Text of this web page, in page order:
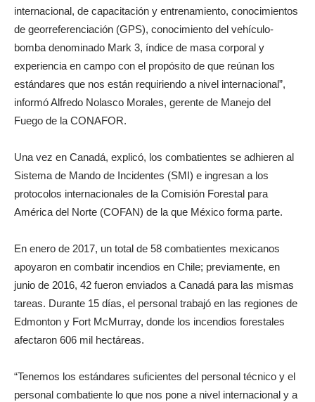
internacional, de capacitación y entrenamiento, conocimientos
de georreferenciación (GPS), conocimiento del vehículo-
bomba denominado Mark 3, índice de masa corporal y
experiencia en campo con el propósito de que reúnan los
estándares que nos están requiriendo a nivel internacional”,
informó Alfredo Nolasco Morales, gerente de Manejo del
Fuego de la CONAFOR.
Una vez en Canadá, explicó, los combatientes se adhieren al
Sistema de Mando de Incidentes (SMI) e ingresan a los
protocolos internacionales de la Comisión Forestal para
América del Norte (COFAN) de la que México forma parte.
En enero de 2017, un total de 58 combatientes mexicanos
apoyaron en combatir incendios en Chile; previamente, en
junio de 2016, 42 fueron enviados a Canadá para las mismas
tareas. Durante 15 días, el personal trabajó en las regiones de
Edmonton y Fort McMurray, donde los incendios forestales
afectaron 606 mil hectáreas.
“Tenemos los estándares suficientes del personal técnico y el
personal combatiente lo que nos pone a nivel internacional y a